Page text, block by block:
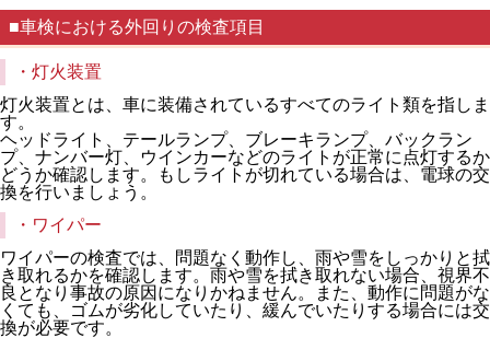
■車検における外回りの検査項目
・灯火装置
灯火装置とは、車に装備されているすべてのライト類を指しま
す。
ヘッドライト、テールランプ、ブレーキランプ、バックラン
プ、ナンバー灯、ウインカーなどのライトが正常に点灯するか
どうか確認します。もしライトが切れている場合は、電球の交
換を行いましょう。
・ワイパー
ワイパーの検査では、問題なく動作し、雨や雪をしっかりと拭
き取れるかを確認します。雨や雪を拭き取れない場合、視界不
良となり事故の原因になりかねません。また、動作に問題がな
くても、ゴムが劣化していたり、緩んでいたりする場合には交
換が必要です。